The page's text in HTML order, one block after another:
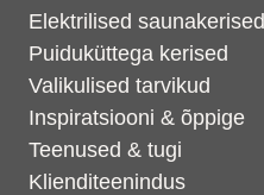
Elektrilised saunakerised
Puiduküttega kerised
Valikulised tarvikud
Inspiratsiooni & õppige
Teenused & tugi
Klienditeenindus